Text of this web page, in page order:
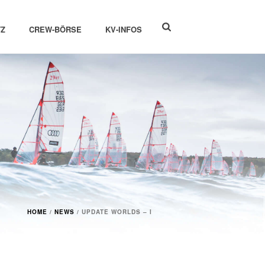
CREW-BÖRSE KV-INFOS
HOME / NEWS / UPDATE WORLDS – I